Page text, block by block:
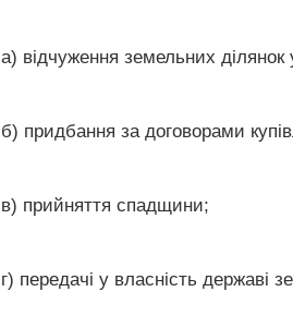
а) відчуження земельних ділянок
б) придбання за договорами
в) прийняття спадщини;
г) передачі у власність державі